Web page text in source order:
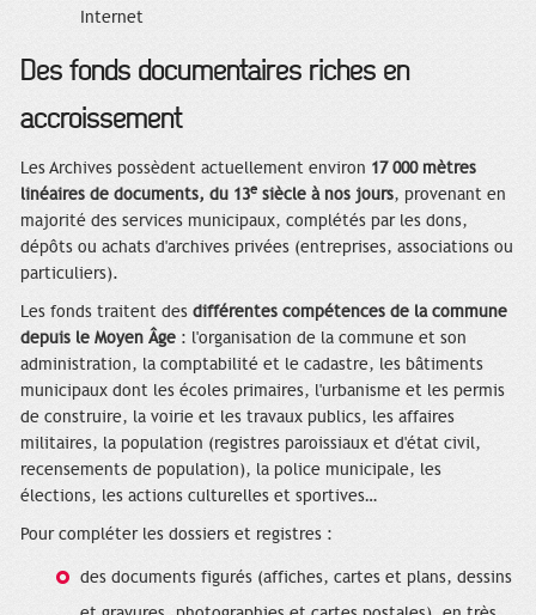
Internet
Des fonds documentaires riches en
accroissement
Les Archives possèdent actuellement environ 17 000 mètres
linéaires de documents, du 13e siècle à nos jours, provenant en
majorité des services municipaux, complétés par les dons,
dépôts ou achats d'archives privées (entreprises, associations ou
particuliers).
Les fonds traitent des différentes compétences de la commune
depuis le Moyen Âge : l'organisation de la commune et son
administration, la comptabilité et le cadastre, les bâtiments
municipaux dont les écoles primaires, l'urbanisme et les permis
de construire, la voirie et les travaux publics, les affaires
militaires, la population (registres paroissiaux et d'état civil,
recensements de population), la police municipale, les
élections, les actions culturelles et sportives…
Pour compléter les dossiers et registres :
des documents figurés (affiches, cartes et plans, dessins